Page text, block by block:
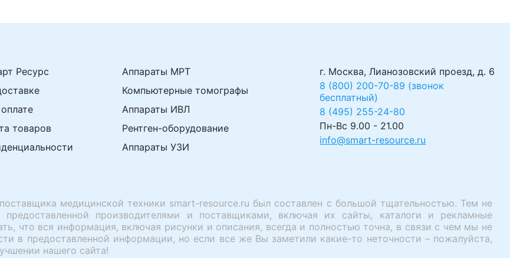
Ресурс
товаров
Аппараты МРТ
Компьютерные томографы
Аппараты ИВЛ
Рентген-оборудование
Аппараты УЗИ
г. Москва, Лианозовский проезд, д. 6
8 (800) 200-70-89 (звонок
бесплатный)
8 (495) 255-24-80
Пн-Вс 9.00 - 21.00
info@smart-resource.ru
медицинской техники smart-resource.ru был составлен с большой тщательностью. Тем не
производителями и поставщиками, включая их сайты, каталоги и рекламные
что вся информация, включая рисунки и описания, всегда и полностью точна, в связи с чем мы не
в предоставленной информации, но если все же Вы заметили какие-то неточности – пожалуйста,
нашего сайта!